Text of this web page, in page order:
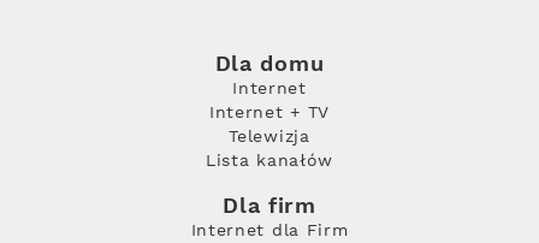
Dla domu
Internet
Internet + TV
Telewizja
Lista kanałów
Dla firm
Internet dla Firm